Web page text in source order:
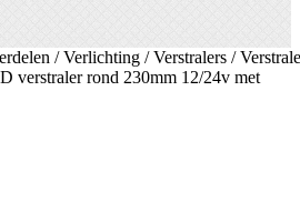
/Verlichting /Verstralers /
verstraler rond 230mm 12/24v met